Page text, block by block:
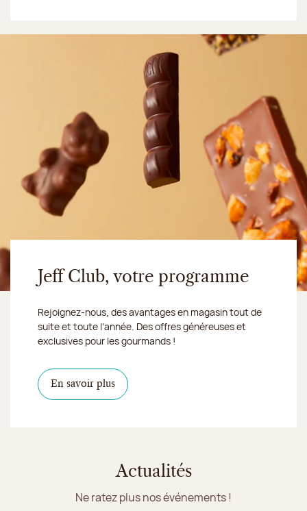
Jeff Club, votre programme
Rejoignez-nous, des avantages en magasin tout de
suite et toute l'année. Des offres généreuses et
exclusives pour les gourmands !
En savoir plus
Actualités
Ne ratez plus nos événements !